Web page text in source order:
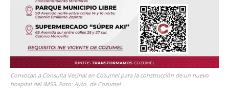
Convocan a Consulta Vecinal en Cozumel para la construcción de un nuevo
hospital del IMSS. Foto: Ayto. de Cozumel